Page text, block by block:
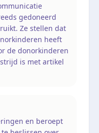
gedoneerd
Ze stellen dat
heeft
de donorkinderen
is met artikel
en beroept